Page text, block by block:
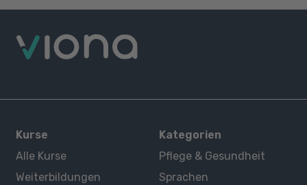
Kurse
Alle Kurse
Weiterbildungen
Kategorien
Pflege & Gesundheit
Sprachen